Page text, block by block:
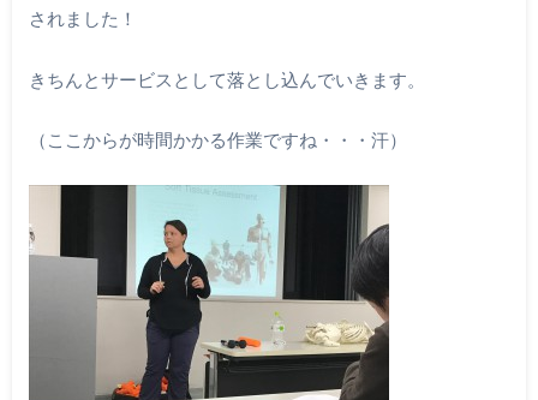
されました！
きちんとサービスとして落とし込んでいきます。
（ここからが時間かかる作業ですね・・・汗）